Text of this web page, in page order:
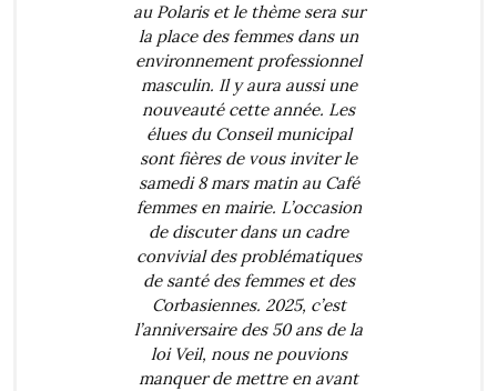
au Polaris et le thème sera sur
la place des femmes dans un
environnement professionnel
masculin. Il y aura aussi une
nouveauté cette année. Les
élues du Conseil municipal
sont fières de vous inviter le
samedi 8 mars matin au Café
femmes en mairie. L’occasion
de discuter dans un cadre
convivial des problématiques
de santé des femmes et des
Corbasiennes. 2025, c’est
l’anniversaire des 50 ans de la
loi Veil, nous ne pouvions
manquer de mettre en avant